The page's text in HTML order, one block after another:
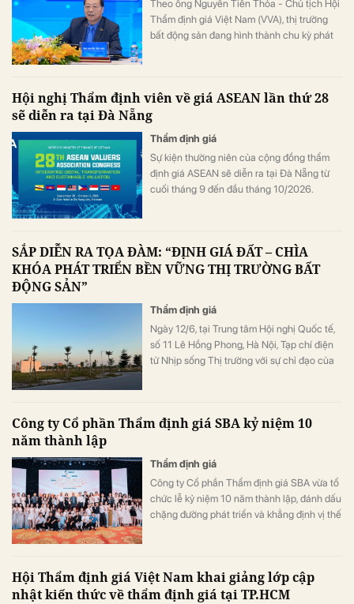
Theo ông Nguyễn Tiến Thỏa - Chủ tịch Hội
Thẩm định giá Việt Nam (VVA), thị trường
bất động sản đang hình thành chu kỳ phát
Hội nghị Thẩm định viên về giá ASEAN lần thứ 28
sẽ diễn ra tại Đà Nẵng
Thẩm định giá
Sự kiện thường niên của cộng đồng thẩm
định giá ASEAN sẽ diễn ra tại Đà Nẵng từ
cuối tháng 9 đến đầu tháng 10/2026.
SẮP DIỄN RA TỌA ĐÀM: “ĐỊNH GIÁ ĐẤT – CHÌA
KHÓA PHÁT TRIỂN BỀN VỮNG THỊ TRƯỜNG BẤT
ĐỘNG SẢN”
Thẩm định giá
Ngày 12/6, tại Trung tâm Hội nghị Quốc tế,
số 11 Lê Hồng Phong, Hà Nội, Tạp chí điện
tử Nhịp sống Thị trường với sự chỉ đạo của
động sản”.
Công ty Cổ phần Thẩm định giá SBA kỷ niệm 10
năm thành lập
Thẩm định giá
Công ty Cổ phần Thẩm định giá SBA vừa tổ
chức lễ kỷ niệm 10 năm thành lập, đánh dấu
chặng đường phát triển và khẳng định vị thế
Hội Thẩm định giá Việt Nam khai giảng lớp cập
nhật kiến thức về thẩm định giá tại TP.HCM